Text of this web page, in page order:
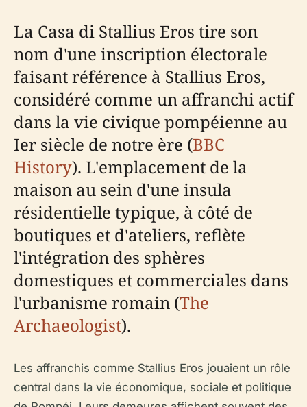
La Casa di Stallius Eros tire son
nom d'une inscription électorale
faisant référence à Stallius Eros,
considéré comme un affranchi actif
dans la vie civique pompéienne au
Ier siècle de notre ère (BBC
History). L'emplacement de la
maison au sein d'une insula
résidentielle typique, à côté de
boutiques et d'ateliers, reflète
l'intégration des sphères
domestiques et commerciales dans
l'urbanisme romain (The
Archaeologist).
Les affranchis comme Stallius Eros jouaient un rôle
central dans la vie économique, sociale et politique